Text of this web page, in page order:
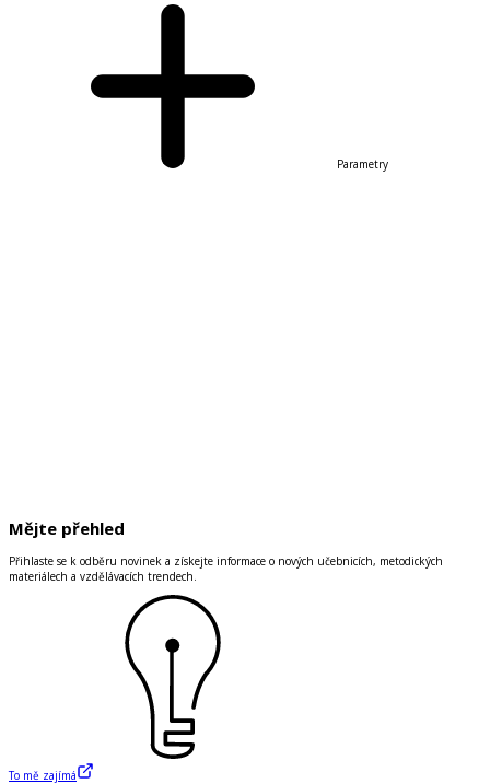
Parametry
Mějte přehled
Přihlaste se k odběru novinek a získejte informace o nových učebnicích, metodických
materiálech a vzdělávacích trendech.
To mě zajímá